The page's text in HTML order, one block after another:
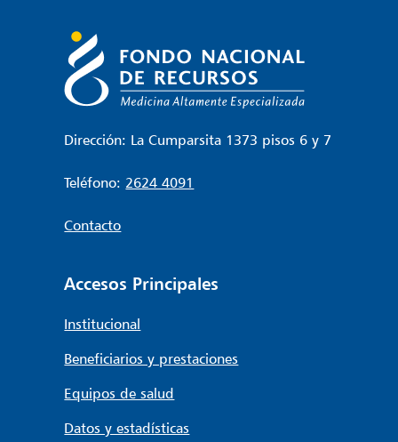
Dirección: La Cumparsita 1373 pisos 6 y 7
Teléfono: 2624 4091
Contacto
Accesos Principales
Institucional
Beneficiarios y prestaciones
Equipos de salud
Datos y estadísticas